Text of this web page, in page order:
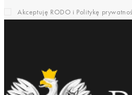
Akceptuję RODO i Politykę